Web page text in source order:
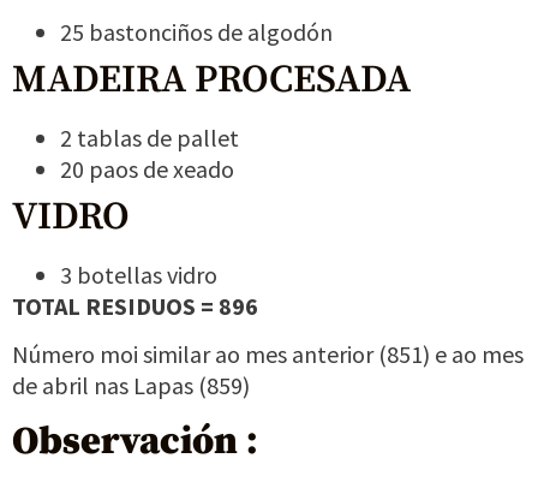
25 bastonciños de algodón
MADEIRA PROCESADA
2 tablas de pallet
20 paos de xeado
VIDRO
3 botellas vidro
TOTAL RESIDUOS = 896
Número moi similar ao mes anterior (851) e ao mes
de abril nas Lapas (859)
Observación :